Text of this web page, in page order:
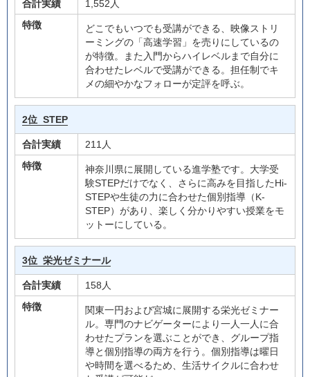
合計実績
1,552人
特徴
どこでもいつでも受講ができる、映像ストリ
ーミングの「高速学習」を売りにしているの
が特徴。また入門からハイレベルまで自分に
合わせたレベルで受講ができる。担任制でキ
メの細やかなフォローが定評を呼ぶ。
2位 STEP
合計実績
211人
特徴
神奈川県に展開している進学塾です。大学受
験STEPだけでなく、さらに高みを目指したHi-
STEPや生徒の力に合わせた個別指導（K-
STEP）があり、楽しく分かりやすい授業をモ
ットーにしている。
3位 栄光ゼミナール
合計実績
158人
特徴
関東一円および宮城に展開する栄光ゼミナー
ル。専門のナビゲーターにより一人一人に合
わせたプランを選ぶことができ、グループ指
導と個別指導の両方を行う。個別指導は曜日
や時間を選べるため、生活サイクルに合わせ